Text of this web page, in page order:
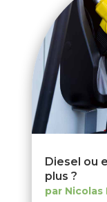
Diesel ou
plus ?
par Nicolas